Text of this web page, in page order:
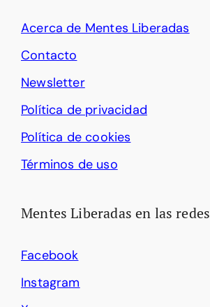
Acerca de Mentes Liberadas
Contacto
Newsletter
Política de privacidad
Política de cookies
Términos de uso
Mentes Liberadas en las redes
Facebook
Instagram